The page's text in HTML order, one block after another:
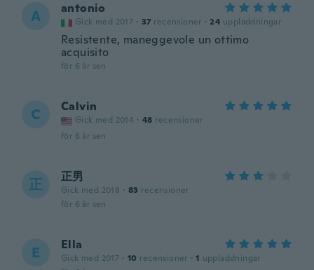
A antonio
Gick med 2017 · 37 recensioner · 24 uppladdningar
Resistente, maneggevole un ottimo
acquisito
för 6 år sen
C Calvin
Gick med 2014 · 48 recensioner
för 6 år sen
正 正男
Gick med 2018 · 83 recensioner
för 6 år sen
E Ella
Gick med 2017 · 10 recensioner · 1 uppladdningar